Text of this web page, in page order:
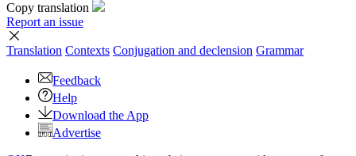
Copy translation
Report an issue
Translation Contexts Conjugation and declension Grammar
Feedback
Help
Download the App
Advertise